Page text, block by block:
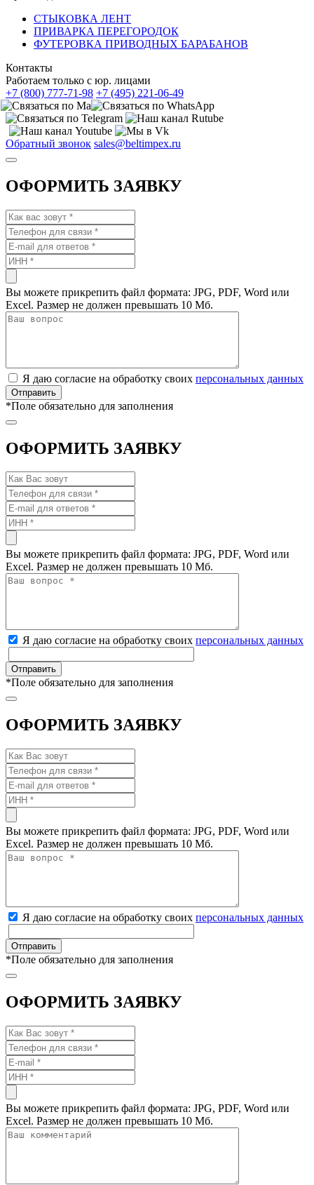
СТЫКОВКА ЛЕНТ
ПРИВАРКА ПЕРЕГОРОДОК
ФУТЕРОВКА ПРИВОДНЫХ БАРАБАНОВ
Контакты
Работаем только с юр. лицами
+7 (800) 777-71-98 +7 (495) 221-06-49
Обратный звонок sales@beltimpex.ru
ОФОРМИТЬ ЗАЯВКУ
Вы можете прикрепить файл формата: JPG, PDF, Word или
Excel. Размер не должен превышать 10 Мб.
Я даю согласие на обработку своих персональных данных
*Поле обязательно для заполнения
ОФОРМИТЬ ЗАЯВКУ
Вы можете прикрепить файл формата: JPG, PDF, Word или
Excel. Размер не должен превышать 10 Мб.
Я даю согласие на обработку своих персональных данных
*Поле обязательно для заполнения
ОФОРМИТЬ ЗАЯВКУ
Вы можете прикрепить файл формата: JPG, PDF, Word или
Excel. Размер не должен превышать 10 Мб.
Я даю согласие на обработку своих персональных данных
*Поле обязательно для заполнения
ОФОРМИТЬ ЗАЯВКУ
Вы можете прикрепить файл формата: JPG, PDF, Word или
Excel. Размер не должен превышать 10 Мб.